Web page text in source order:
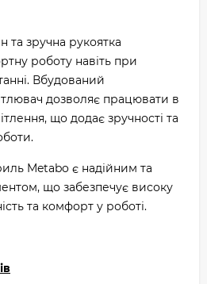
та зручна рукоятка
роботу навіть при
Вбудований
дозволяє працювати в
що додає зручності та
Metabo є надійним та
що забезпечує високу
та комфорт у роботі.